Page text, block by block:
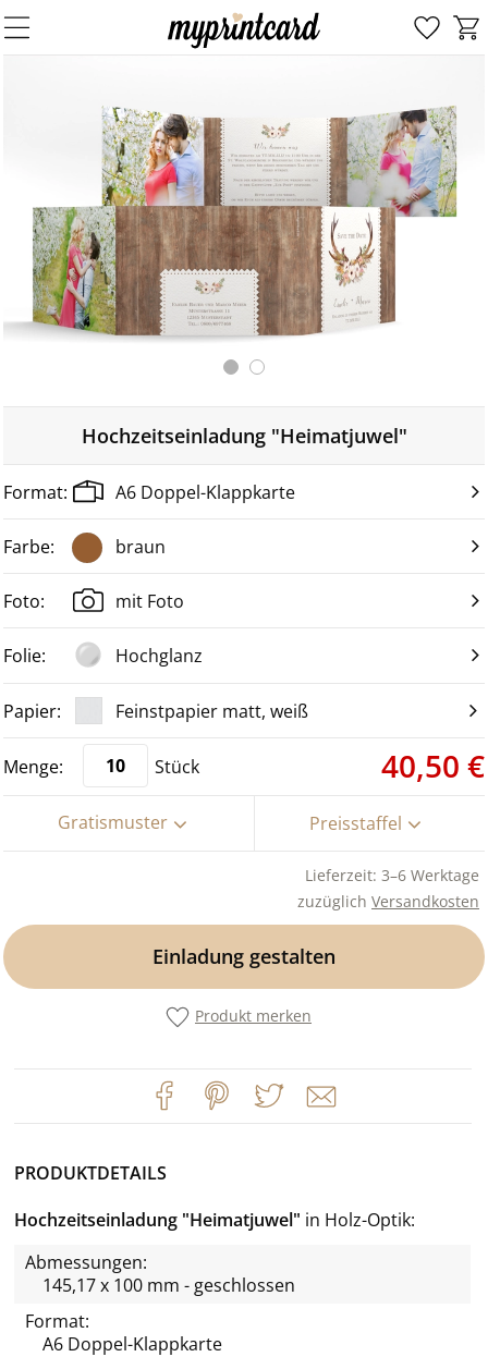
Hochzeitseinladung "Heimatjuwel"
A6 Doppel-Klappkarte
braun
mit Foto
Hochglanz
Feinstpapier matt, weiß
Stück 40,50 €
Gratismuster Preisstaffel
Lieferzeit: 3–6 Werktage
zuzüglich Versandkosten
Einladung gestalten
Produkt merken
PRODUKTDETAILS
Hochzeitseinladung "Heimatjuwel" in Holz-Optik
Abmessungen:
145,17 x 100 mm - geschlossen
Format:
A6 Doppel-Klappkarte